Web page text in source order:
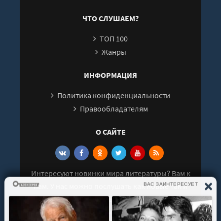
Глава 33
Глава 35
Глава 36
Глава 37
ЧТО СЛУШАЕМ?
ТОП 100
Жанры
ИНФОРМАЦИЯ
Политика конфиденциальности
Правообладателям
О САЙТЕ
Интересуют новинки мира литературы? Вам к
нам. У нас можно послушать как новые так и
старые аудиокниги. Выбрать и поделиться с
друзьями лучшими аудиокнигами!